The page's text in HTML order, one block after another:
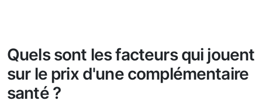
Quels sont les facteurs qui jouent
sur le prix d'une complémentaire
santé ?